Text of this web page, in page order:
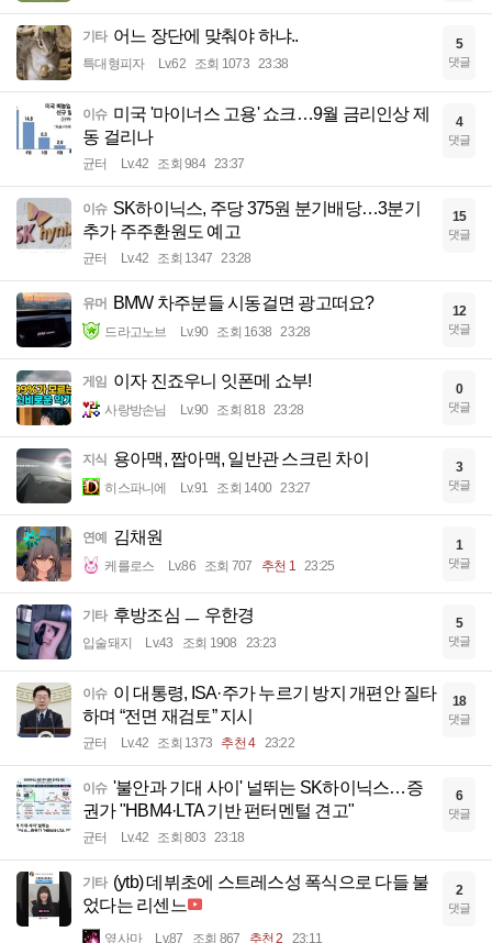
기타 어느 장단에 맞춰야 하냐..
특대형피자 Lv.62 조회 1073 23:38
5
댓글
이슈 미국 '마이너스 고용' 쇼크…9월 금리인상 제
동 걸리나
균터 Lv.42 조회 984 23:37
4
댓글
이슈 SK하이닉스, 주당 375원 분기배당…3분기
추가 주주환원도 예고
균터 Lv.42 조회 1347 23:28
15
댓글
유머 BMW 차주분들 시동걸면 광고떠요?
드라고노브 Lv.90 조회 1638 23:28
12
댓글
게임 이자 진죠우니 잇폰메 쇼부!
사랑방손님 Lv.90 조회 818 23:28
0
댓글
지식 용아맥, 짭아맥, 일반관 스크린 차이
히스파니에 Lv.91 조회 1400 23:27
3
댓글
연예 김채원
케를로스 Lv.86 조회 707 추천 1 23:25
1
댓글
기타 후방조심 ㅡ 우한경
입술돼지 Lv.43 조회 1908 23:23
5
댓글
이슈 이 대통령, ISA·주가 누르기 방지 개편안 질타
하며 “전면 재검토” 지시
균터 Lv.42 조회 1373 추천 4 23:22
18
댓글
이슈 '불안과 기대 사이' 널뛰는 SK하이닉스…증
권가 "HBM4·LTA 기반 펀터멘털 견고"
균터 Lv.42 조회 803 23:18
6
댓글
기타 (ytb) 데뷔초에 스트레스성 폭식으로 다들 불
었다는 리센느
옆사마 Lv.87 조회 867 추천 2 23:11
2
댓글